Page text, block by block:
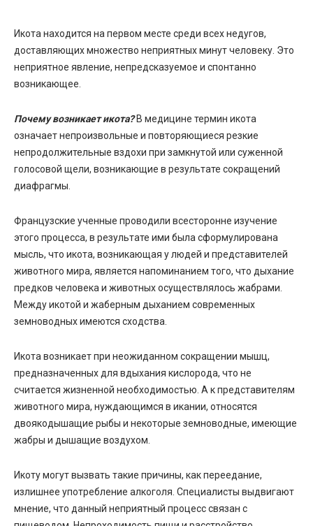
Икота находится на первом месте среди всех недугов,
доставляющих множество неприятных минут человеку. Это
неприятное явление, непредсказуемое и спонтанно
возникающее.
Почему возникает икота?В медицине термин икота
означает непроизвольные и повторяющиеся резкие
непродолжительные вздохи при замкнутой или суженной
голосовой щели, возникающие в результате сокращений
диафрагмы.
Французские ученные проводили всесторонне изучение
этого процесса, в результате ими была сформулирована
мысль, что икота, возникающая у людей и представителей
животного мира, является напоминанием того, что дыхание
предков человека и животных осуществлялось жабрами.
Между икотой и жаберным дыханием современных
земноводных имеются сходства.
Икота возникает при неожиданном сокращении мышц,
предназначенных для вдыхания кислорода, что не
считается жизненной необходимостью. А к представителям
животного мира, нуждающимся в икании, относятся
двоякодышащие рыбы и некоторые земноводные, имеющие
жабры и дышащие воздухом.
Икоту могут вызвать такие причины, как переедание,
излишнее употребление алкоголя. Специалисты выдвигают
мнение, что данный неприятный процесс связан с